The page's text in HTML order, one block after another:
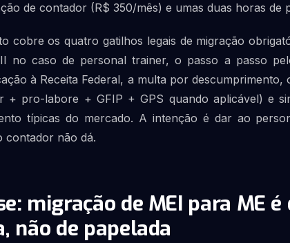
de contador (R$ 350/mês) e umas duas horas de
cobre os quatro gatilhos legais de migração
no caso de personal trainer, o passo a passo
à Receita Federal, a multa por
+ pro-labore + GFIP + GPS quando aplicável) e
típicas do mercado. A intenção é dar ao
contador não dá.
migração de MEI para ME
não de papelada